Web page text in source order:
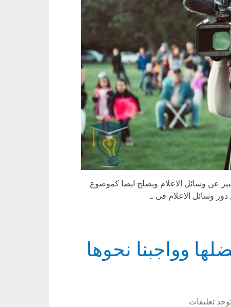
عن وسائل الاعلام ويصلح ايضا كموضوع
وسائل الاعلام فى …
وواجبنا نحوها
تعليقات